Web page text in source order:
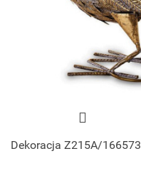
Dekoracja Z215A/166573